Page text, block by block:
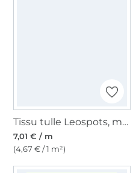
Tissu tulle Leospots, marron
7,01 € / m
(4,67 € / 1 m²)